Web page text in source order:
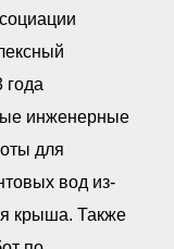
года
инженерные
для
вод из-
крыша. Также